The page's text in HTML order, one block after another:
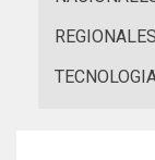
REGIONALES